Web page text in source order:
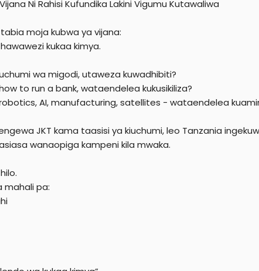
Ni Rahisi Kufundika Lakini Vigumu Kutawaliwa
moja kubwa ya vijana:
kukaa kimya.
wa migodi, utaweza kuwadhibiti?
to run a bank, wataendelea kukusikiliza?
AI, manufacturing, satellites - wataendelea
JKT kama taasisi ya kiuchumi, leo Tanzania
wanaopiga kampeni kila mwaka.
mahali pa: